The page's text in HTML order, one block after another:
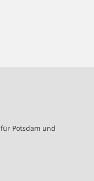
für Potsdam und